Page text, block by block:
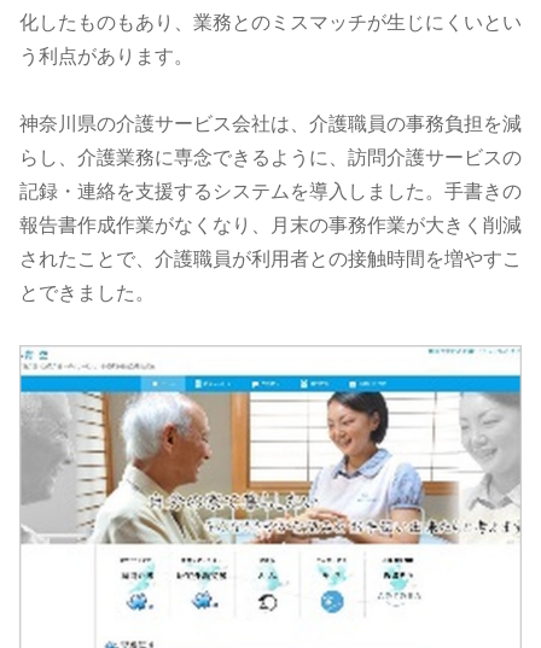
化したものもあり、業務とのミスマッチが生じにくいとい
う利点があります。
神奈川県の介護サービス会社は、介護職員の事務負担を減
らし、介護業務に専念できるように、訪問介護サービスの
記録・連絡を支援するシステムを導入しました。手書きの
報告書作成作業がなくなり、月末の事務作業が大きく削減
されたことで、介護職員が利用者との接触時間を増やすこ
とできました。